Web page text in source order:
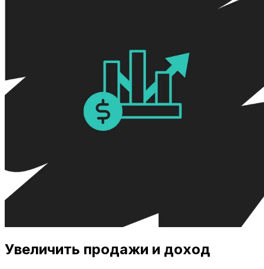
Увеличить продажи и доход